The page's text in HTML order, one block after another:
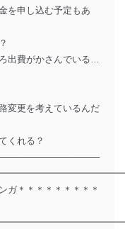
を申し込む予定もあ
出費がかさんでいる…
変更を考えているんだ
くれる？
ガ＊＊＊＊＊＊＊＊＊